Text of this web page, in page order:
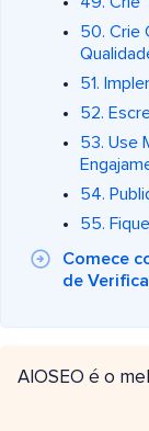
50. Crie
51.
52.
53. Use
54.
55.
Comece
de
AIOSEO é o